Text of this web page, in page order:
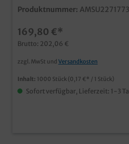
227x177x39mm, ungeteilt 1000
für den professionellen Einsatz
Portionenpassende Deckel in
und Materialien
Produktnummer:
169,80 €*
Brutto: 202,06 €
zzgl. MwSt und Versandkosten
Inhalt: 1000 Stück (0,17 €* / 1 Stück)
Sofort verfügbar, Lieferzeit: 1-3